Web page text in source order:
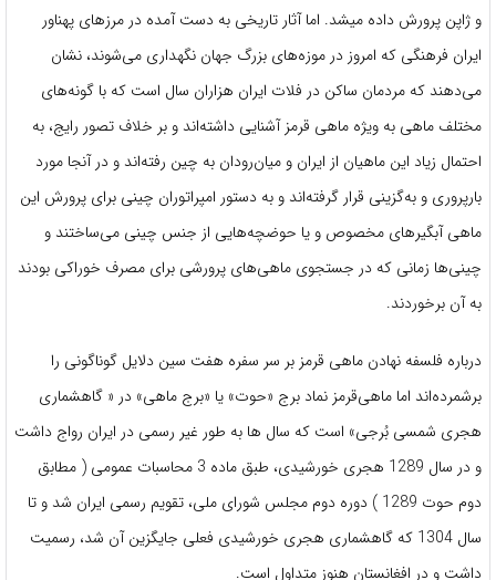
و ژاپن پرورش داده میشد. اما آثار تاریخی به دست آمده در مرزهای پهناور
ایران فرهنگی که امروز در موزه‌های بزرگ جهان نگهداری می‌شوند، نشان
می‌دهند که مردمان ساکن در فلات ایران هزاران سال است که با گونه‌های
مختلف ماهی به ویژه ماهی قرمز آشنایی داشته‌اند و بر خلاف تصور رایج، به
احتمال زیاد این ماهیان از ایران و میان‌رودان به چین رفته‌اند و در آنجا مورد
بارپروری و به‌گزینی قرار گرفته‌اند و به دستور امپراتوران چینی برای پرورش این
ماهی آبگیرهای مخصوص و یا حوضچه‌هایی از جنس چینی می‌ساختند و
چینی‌ها زمانی که در جستجوی ماهی‌های پرورشی برای مصرف خوراکی بودند
به آن برخوردند.
درباره‌ فلسفه نهادن ماهی قرمز بر سر سفره هفت‌ سین دلایل گوناگونی را
برشمرده‌اند اما ماهی‌قرمز نماد برج «حوت» یا «برج ماهی» در « گاهشماری
هجری شمسی بُرجی» است که سال ها به طور غیر رسمی در ایران رواج داشت
و در سال 1289 هجری خورشیدی، طبق ماده 3 محاسبات عمومی ( مطابق
دوم حوت 1289 ) دوره دوم مجلس شورای ملی، تقویم رسمی ایران شد و تا
سال 1304 که گاهشماری هجری خورشیدی فعلی جایگزین آن شد، رسمیت
داشت و در افغانستان هنوز متداول است.